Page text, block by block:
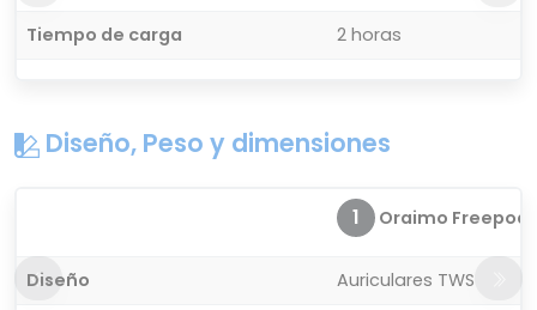
Tiempo de carga
2 horas
Diseño, Peso y dimensiones
1 Oraimo
Diseño Auriculares TWS